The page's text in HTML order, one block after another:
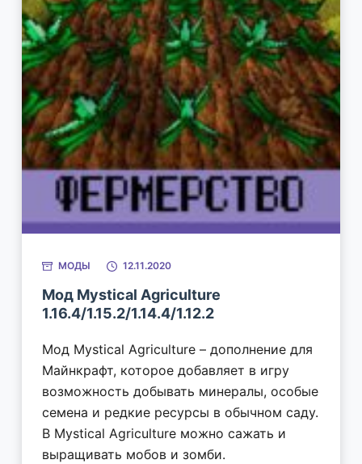
МОДЫ 12.11.2020
Мод Mystical Agriculture
1.16.4/1.15.2/1.14.4/1.12.2
Мод Mystical Agriculture – дополнение для
Майнкрафт, которое добавляет в игру
возможность добывать минералы, особые
семена и редкие ресурсы в обычном саду.
В Mystical Agriculture можно сажать и
выращивать мобов и зомби.